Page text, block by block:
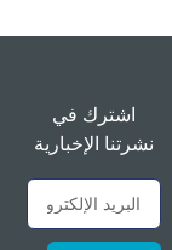
اشترك في
نشرتنا الإخبارية